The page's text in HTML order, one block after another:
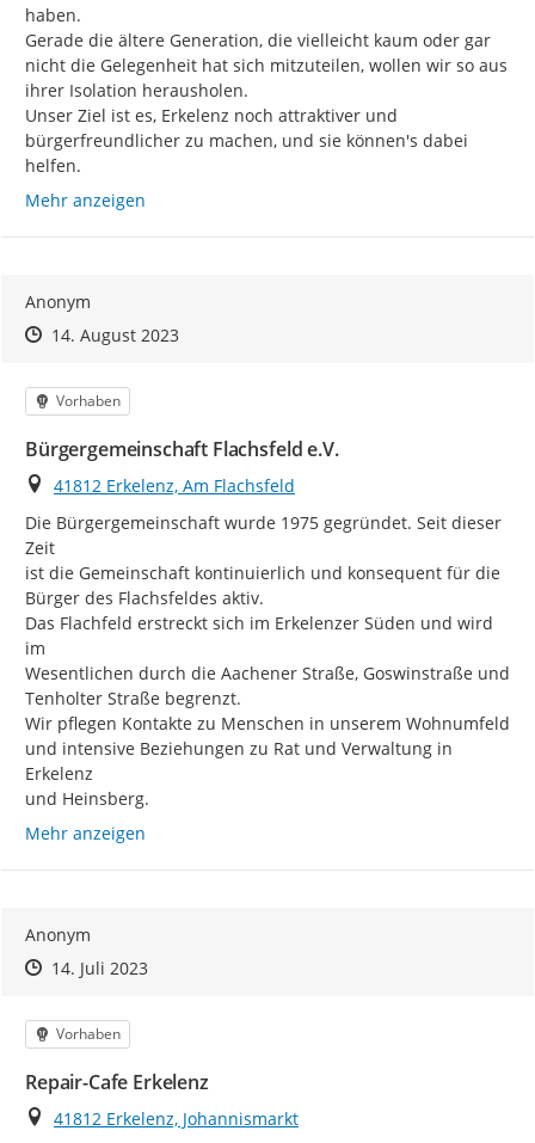
haben.
Gerade die ältere Generation, die vielleicht kaum oder gar
nicht die Gelegenheit hat sich mitzuteilen, wollen wir so aus
ihrer Isolation herausholen.
Unser Ziel ist es, Erkelenz noch attraktiver und
bürgerfreundlicher zu machen, und sie können's dabei
helfen.
Mehr anzeigen
Anonym
Zeitpunkt des Erstellens
Zeitpunkt des Erstellens
14. August 2023Zur Äußerung
Kategorie
Vorhaben
Bürgergemeinschaft Flachsfeld e.V.
Ort
41812 Erkelenz, Am Flachsfeld
Die Bürgergemeinschaft wurde 1975 gegründet. Seit dieser
Zeit
ist die Gemeinschaft kontinuierlich und konsequent für die
Bürger des Flachsfeldes aktiv.
Das Flachfeld erstreckt sich im Erkelenzer Süden und wird
im
Wesentlichen durch die Aachener Straße, Goswinstraße und
Tenholter Straße begrenzt.
Wir pflegen Kontakte zu Menschen in unserem Wohnumfeld
und intensive Beziehungen zu Rat und Verwaltung in
Erkelenz
und Heinsberg.
Mehr anzeigen
Anonym
Zeitpunkt des Erstellens
Zeitpunkt des Erstellens
14. Juli 2023Zur Äußerung
Kategorie
Vorhaben
Repair-Cafe Erkelenz
Ort
41812 Erkelenz, Johannismarkt